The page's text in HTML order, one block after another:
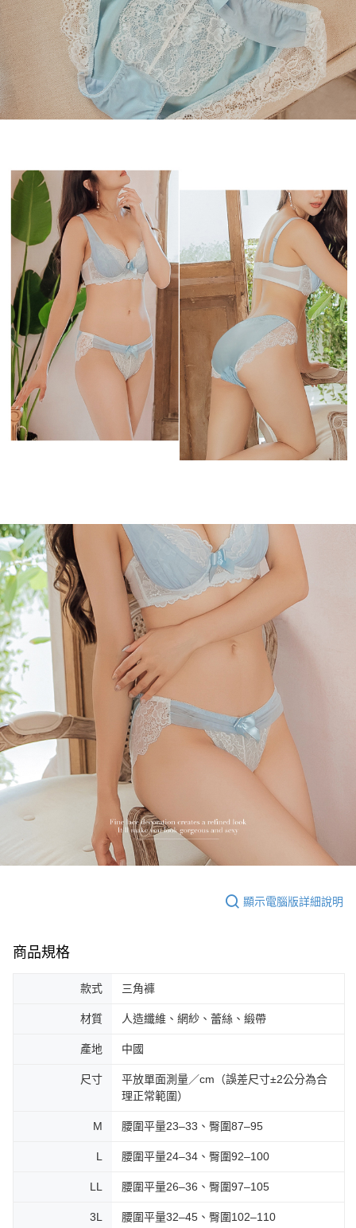
顯示電腦版詳細說明
商品規格
款式 三角褲
材質 人造纖維、網紗、蕾絲、緞帶
產地 中國
尺寸
平放單面測量／cm（誤差尺寸±2公分為合
理正常範圍）
M 腰圍平量23–33、臀圍87–95
L 腰圍平量24–34、臀圍92–100
LL 腰圍平量26–36、臀圍97–105
3L 腰圍平量32–45、臀圍102–110